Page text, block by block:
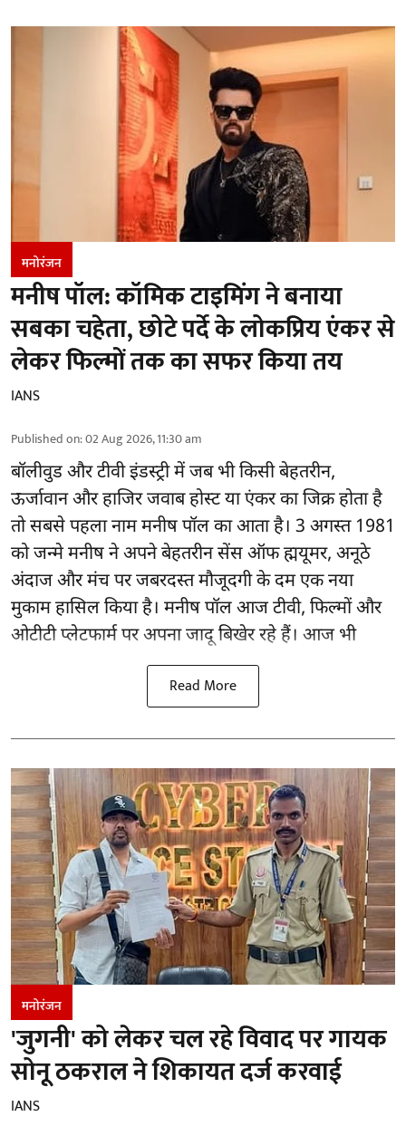
मनोरंजन
मनीष पॉल: कॉमिक टाइमिंग ने बनाया
सबका चहेता, छोटे पर्दे के लोकप्रिय एंकर से
लेकर फिल्मों तक का सफर किया तय
IANS
Published on:02 Aug 2026, 11:30 am
बॉलीवुड और टीवी इंडस्ट्री में जब भी किसी बेहतरीन,
ऊर्जावान और हाजिर जवाब होस्ट या एंकर का जिक्र होता है
तो सबसे पहला नाम मनीष पॉल का आता है। 3 अगस्त 1981
को जन्मे मनीष ने अपने बेहतरीन सेंस ऑफ ह्मयूमर, अनूठे
अंदाज और मंच पर जबरदस्त मौजूदगी के दम एक नया
मुकाम हासिल किया है। मनीष पॉल आज टीवी, फिल्मों और
ओटीटी प्लेटफार्म पर अपना जादू बिखेर रहे हैं। आज भी
Read More
मनोरंजन
'जुगनी' को लेकर चल रहे विवाद पर गायक
सोनू ठकराल ने शिकायत दर्ज करवाई
IANS